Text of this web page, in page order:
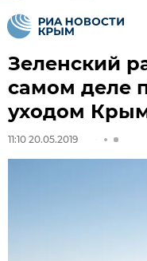
Зеленский
самом деле
уходом
11:10 20.05.2019